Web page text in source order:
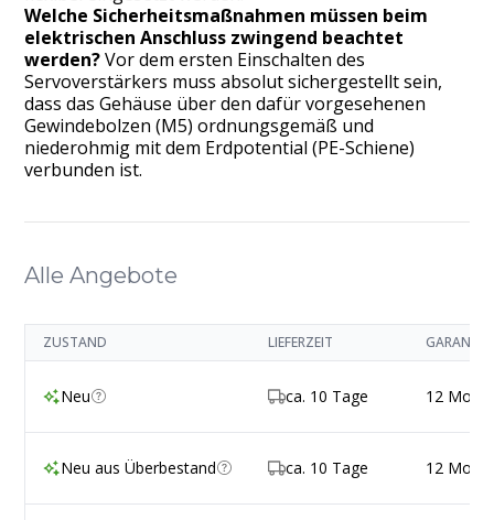
Welche Sicherheitsmaßnahmen müssen beim
elektrischen Anschluss zwingend beachtet
werden?Vor dem ersten Einschalten des
Servoverstärkers muss absolut sichergestellt sein,
dass das Gehäuse über den dafür vorgesehenen
Gewindebolzen (M5) ordnungsgemäß und
niederohmig mit dem Erdpotential (PE-Schiene)
verbunden ist.
Alle Angebote
ZUSTAND LIEFERZEIT GARANTIE
Neu ca. 10 Tage 12
Neu aus Überbestand ca. 10 Tage 12